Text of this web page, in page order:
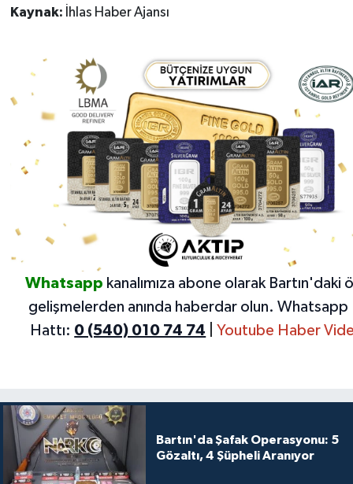
Kaynak: İhlas Haber Ajansı
Whatsapp kanalımıza abone olarak Bartın'daki
gelişmelerden anında haberdar olun. Whatsapp
Hattı: 0 (540) 010 74 74 Youtube Haber
Bartın'da Şafak Operasyonu: 5
Gözaltı, 4 Şüpheli Aranıyor